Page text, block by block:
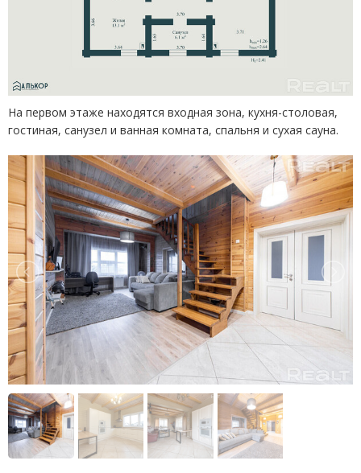
На первом этаже находятся входная зона, кухня-столовая,
гостиная, санузел и ванная комната, спальня и сухая сауна.